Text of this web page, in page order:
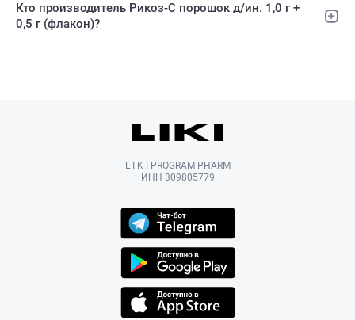
Кто производитель Рикоз-С порошок д/ин. 1,0 г +
0,5 г (флакон)?
L-I-K-I PROGRAM PHARM
ИНН 309805779